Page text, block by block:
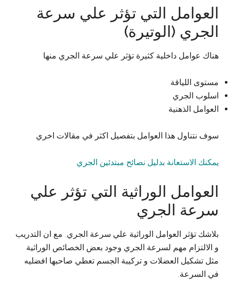
العوامل التي تؤثر علي سرعة
الجري (الوتيرة)
هناك عوامل داخلية كثيرة تؤثر علي سرعة الجري منها
مستوى اللياقة
اسلوب الجري
العوامل الذهنية
سوف نتناول هذا العوامل بتفصيل اكثر في مقالات اخري
يمكنك الاستعانة بدليل نصائح مبتدئين الجري
العوامل الوراثية التي تؤثر علي
سرعة الجري
بلاشك تؤثر العوامل الوراثية علي سرعة الجري. مع ان التدريب
و الالتزام مهم لسرعة الجري وجود بعض الخصائص الوراثية
مثل تشكيل العضلات و تركيبة الجسم تعطي صاحبها افضليه
في السرعة.